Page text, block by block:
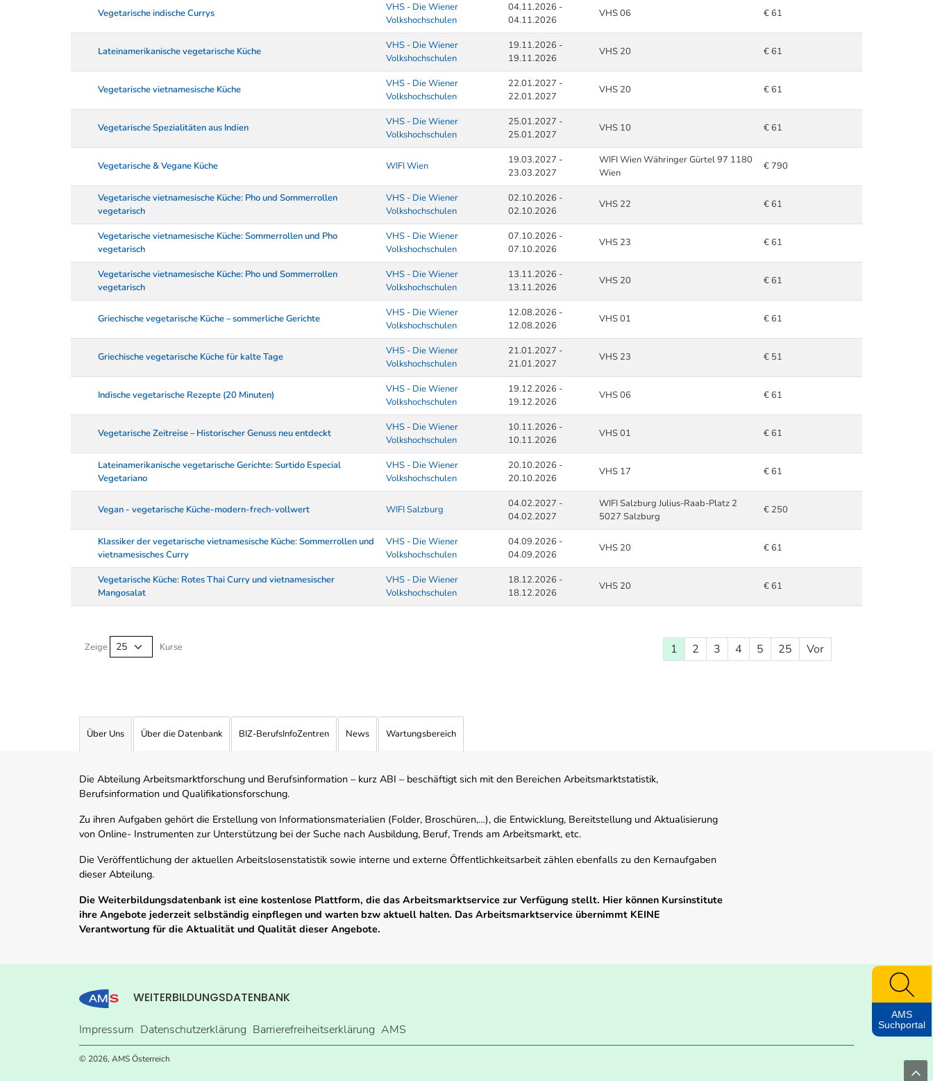
Vegetarische indische Currys
VHS - Die Wiener
Volkshochschulen
04.11.2026 -
04.11.2026
VHS 06 € 61
Lateinamerikanische vegetarische Küche
VHS - Die Wiener
Volkshochschulen
19.11.2026 -
19.11.2026
VHS 20 € 61
Vegetarische vietnamesische Küche
VHS - Die Wiener
Volkshochschulen
22.01.2027 -
22.01.2027
VHS 20 € 61
Vegetarische Spezialitäten aus Indien
VHS - Die Wiener
Volkshochschulen
25.01.2027 -
25.01.2027
VHS 10 € 61
Vegetarische & Vegane Küche WIFI Wien
19.03.2027 -
23.03.2027
WIFI Wien Währinger Gürtel 97 1180
Wien
€ 790
Vegetarische vietnamesische Küche: Pho und Sommerrollen
vegetarisch
VHS - Die Wiener
Volkshochschulen
02.10.2026 -
02.10.2026
VHS 22 € 61
Vegetarische vietnamesische Küche: Sommerrollen und Pho
vegetarisch
VHS - Die Wiener
Volkshochschulen
07.10.2026 -
07.10.2026
VHS 23 € 61
Vegetarische vietnamesische Küche: Pho und Sommerrollen
vegetarisch
VHS - Die Wiener
Volkshochschulen
13.11.2026 -
13.11.2026
VHS 20 € 61
Griechische vegetarische Küche – sommerliche Gerichte
VHS - Die Wiener
Volkshochschulen
12.08.2026 -
12.08.2026
VHS 01 € 61
Griechische vegetarische Küche für kalte Tage
VHS - Die Wiener
Volkshochschulen
21.01.2027 -
21.01.2027
VHS 23 € 51
Indische vegetarische Rezepte (20 Minuten)
VHS - Die Wiener
Volkshochschulen
19.12.2026 -
19.12.2026
VHS 06 € 61
Vegetarische Zeitreise – Historischer Genuss neu entdeckt
VHS - Die Wiener
Volkshochschulen
10.11.2026 -
10.11.2026
VHS 01 € 61
Lateinamerikanische vegetarische Gerichte: Surtido Especial
Vegetariano
VHS - Die Wiener
Volkshochschulen
20.10.2026 -
20.10.2026
VHS 17 € 61
Vegan - vegetarische Küche-modern-frech-vollwert WIFI Salzburg
04.02.2027 -
04.02.2027
WIFI Salzburg Julius-Raab-Platz 2
5027 Salzburg
€ 250
Klassiker der vegetarische vietnamesische Küche: Sommerrollen und
vietnamesisches Curry
VHS - Die Wiener
Volkshochschulen
04.09.2026 -
04.09.2026
VHS 20 € 61
Vegetarische Küche: Rotes Thai Curry und vietnamesischer
Mangosalat
VHS - Die Wiener
Volkshochschulen
18.12.2026 -
18.12.2026
VHS 20 € 61
Zeige Kurse 1 2 3 4 5 25 Vor
Über Uns Über die Datenbank BIZ-BerufsInfoZentren News Wartungsbereich
Die Abteilung Arbeitsmarktforschung und Berufsinformation – kurz ABI – beschäftigt sich mit den Bereichen Arbeitsmarktstatistik,
Berufsinformation und Qualifikationsforschung.
Zu ihren Aufgaben gehört die Erstellung von Informationsmaterialien (Folder, Broschüren,…), die Entwicklung, Bereitstellung und Aktualisierung
von Online- Instrumenten zur Unterstützung bei der Suche nach Ausbildung, Beruf, Trends am Arbeitsmarkt, etc.
Die Veröffentlichung der aktuellen Arbeitslosenstatistik sowie interne und externe Öffentlichkeitsarbeit zählen ebenfalls zu den Kernaufgaben
dieser Abteilung.
Die Weiterbildungsdatenbank ist eine kostenlose Plattform, die das Arbeitsmarktservice zur Verfügung stellt. Hier können Kursinstitute
ihre Angebote jederzeit selbständig einpflegen und warten bzw aktuell halten. Das Arbeitsmarktservice übernimmt KEINE
Verantwortung für die Aktualität und Qualität dieser Angebote.
WEITERBILDUNGSDATENBANK
Impressum Datenschutzerklärung Barrierefreiheitserklärung AMS
© 2026, AMS Österreich
AMS
Suchportal